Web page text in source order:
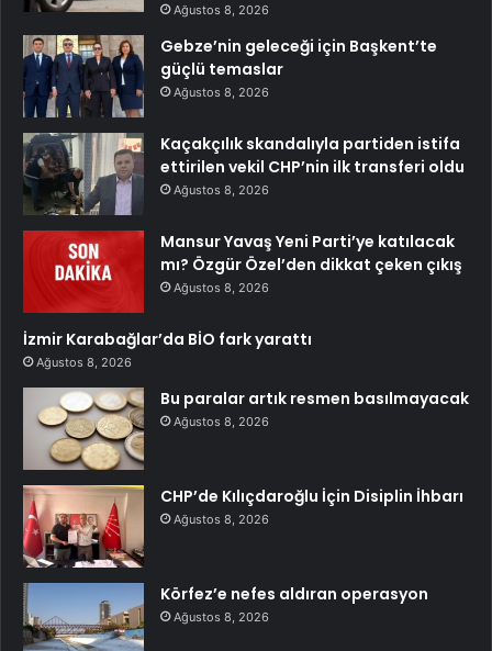
Ağustos 8, 2026
Gebze’nin geleceği için Başkent’te
güçlü temaslar
Ağustos 8, 2026
Kaçakçılık skandalıyla partiden istifa
ettirilen vekil CHP’nin ilk transferi oldu
Ağustos 8, 2026
Mansur Yavaş Yeni Parti’ye katılacak
mı? Özgür Özel’den dikkat çeken çıkış
Ağustos 8, 2026
İzmir Karabağlar’da BİO fark yarattı
Ağustos 8, 2026
Bu paralar artık resmen basılmayacak
Ağustos 8, 2026
CHP’de Kılıçdaroğlu İçin Disiplin İhbarı
Ağustos 8, 2026
Körfez’e nefes aldıran operasyon
Ağustos 8, 2026